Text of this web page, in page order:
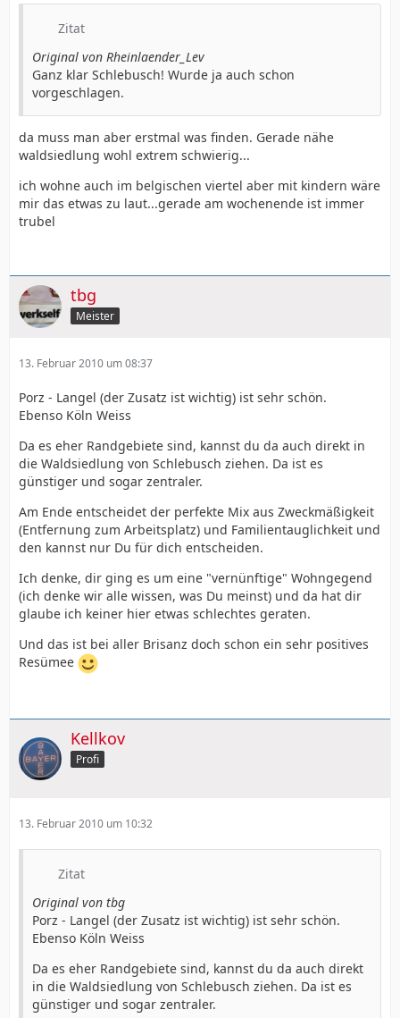
Zitat
Original von Rheinlaender_Lev
Ganz klar Schlebusch! Wurde ja auch schon
vorgeschlagen.
da muss man aber erstmal was finden. Gerade nähe
waldsiedlung wohl extrem schwierig...
ich wohne auch im belgischen viertel aber mit kindern wäre
mir das etwas zu laut...gerade am wochenende ist immer
trubel
tbg
Meister
13. Februar 2010 um 08:37
Porz - Langel (der Zusatz ist wichtig) ist sehr schön.
Ebenso Köln Weiss
Da es eher Randgebiete sind, kannst du da auch direkt in
die Waldsiedlung von Schlebusch ziehen. Da ist es
günstiger und sogar zentraler.
Am Ende entscheidet der perfekte Mix aus Zweckmäßigkeit
(Entfernung zum Arbeitsplatz) und Familientauglichkeit und
den kannst nur Du für dich entscheiden.
Ich denke, dir ging es um eine "vernünftige" Wohngegend
(ich denke wir alle wissen, was Du meinst) und da hat dir
glaube ich keiner hier etwas schlechtes geraten.
Und das ist bei aller Brisanz doch schon ein sehr positives
Resümee
Kellkov
Profi
13. Februar 2010 um 10:32
Zitat
Original von tbg
Porz - Langel (der Zusatz ist wichtig) ist sehr schön.
Ebenso Köln Weiss
Da es eher Randgebiete sind, kannst du da auch direkt
in die Waldsiedlung von Schlebusch ziehen. Da ist es
günstiger und sogar zentraler.